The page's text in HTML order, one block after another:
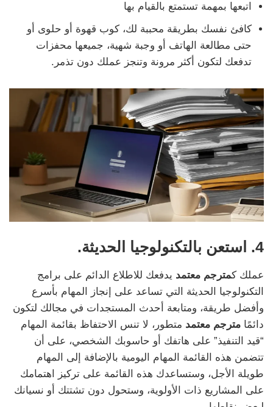
اتبعها بمهمة تستمتع بالقيام بها
كافئ نفسك بطريقة محببة لك، كوب قهوة أو حلوى أو
حتى مطالعة الهاتف أو وجبة شهية، جميعها محفزات
تدفعك لتكون أكثر مرونة وتنجز عملك دون تذمر.
4. استعن بالتكنولوجيا الحديثة.
عملك كمترجم معتمد يدفعك للاطلاع الدائم على برامج
التكنولوجيا الحديثة التي تساعد على إنجاز المهام بأسرع
وأفضل طريقة، ومتابعة أحدث المستجدات في مجالك لتكون
دائمًا مترجم معتمد متطور، لا تنس الاحتفاظ بقائمة المهام
“قيد التنفيذ” على هاتفك أو حاسوبك الشخصي، على أن
تتضمن هذه القائمة المهام اليومية بالإضافة إلى المهام
طويلة الأجل، وستساعدك هذه القائمة على تركيز اهتمامك
على المشاريع ذات الأولوية، وستحول دون تشتتك أو نسيانك